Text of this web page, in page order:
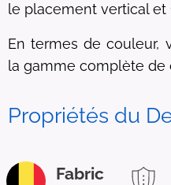
le placement vertical et
En termes de couleur,
la gamme complète de
Propriétés du
Fabric